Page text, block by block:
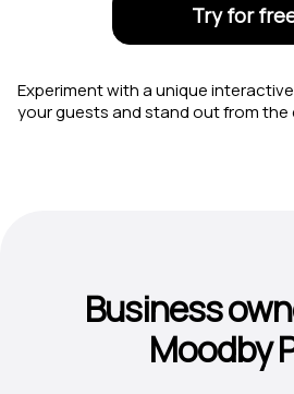
Try for
Experiment with a unique
your guests and stand out from
Business
Moodby